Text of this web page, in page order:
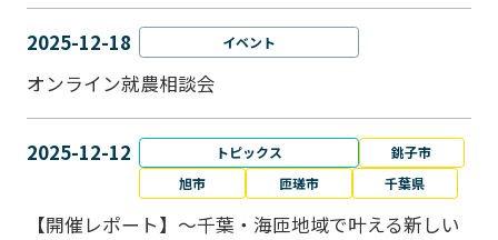
2025-12-18 イベント
オンライン就農相談会
2025-12-12 トピックス
銚子市
旭市
匝瑳市 千葉県
【開催レポート】～千葉・海匝地域で叶える新しい